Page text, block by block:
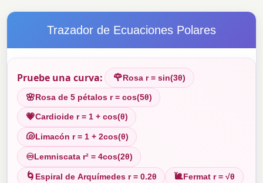
Trazador de Ecuaciones Polares
Pruebe una curva: 🌹Rosa r = sin(3θ)
🌸 Rosa de 5 pétalos r = cos(5θ)
💗Cardioide r = 1 + cos(θ)
🐚Limacón r = 1 + 2cos(θ)
♾Lemniscata r² = 4cos(2θ)
🌀 Espiral de Arquímedes r = 0.2θ 🐌Fermat r = √θ